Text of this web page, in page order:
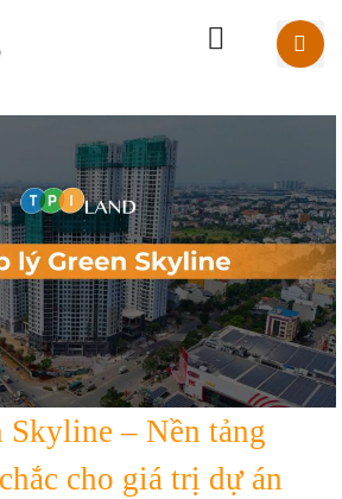
Skyline – Nền tảng
cho giá trị dự án